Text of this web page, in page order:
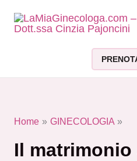
Home GINECOLOGIA
Il matrimonio